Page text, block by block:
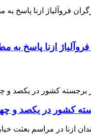
ازنا پاسخ به
کشور در یکصد و